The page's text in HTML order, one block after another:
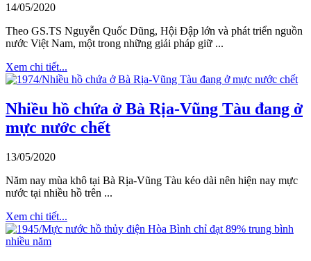
14/05/2020
Theo GS.TS Nguyễn Quốc Dũng, Hội Đập lớn và phát triển nguồn
nước Việt Nam, một trong những giải pháp giữ ...
Xem chi tiết...
Nhiều hồ chứa ở Bà Rịa-Vũng Tàu đang ở
mực nước chết
13/05/2020
Năm nay mùa khô tại Bà Rịa-Vũng Tàu kéo dài nên hiện nay mực
nước tại nhiều hồ trên ...
Xem chi tiết...